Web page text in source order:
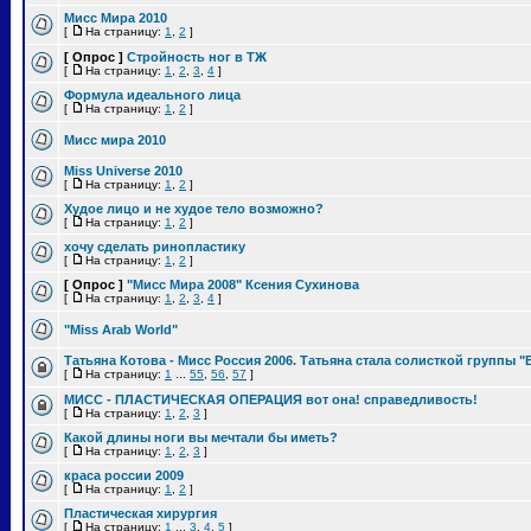
Мисс Мира 2010
[ На страницу: 1 2 ]
[ Опрос ] Стройность ног в ТЖ
[ На страницу: 1 2 3 4 ]
Формула идеального лица
[ На страницу: 1 2 ]
Мисс мира 2010
Miss Universe 2010
[ На страницу: 1 2 ]
Худое лицо и не худое тело возможно?
[ На страницу: 1 2 ]
хочу сделать ринопластику
[ На страницу: 1 2 ]
[ Опрос ] "Мисс Мира 2008" Ксения Сухинова
[ На страницу: 1 2 3 4 ]
"Miss Arab World"
Татьяна Котова - Мисс Россия 2006. Татьяна стала солисткой группы
[ На страницу: 1 55 56 57 ]
МИСС - ПЛАСТИЧЕСКАЯ ОПЕРАЦИЯ вот она! справедливость!
[ На страницу: 1 2 3 ]
Какой длины ноги вы мечтали бы иметь?
[ На страницу: 1 2 3 ]
краса россии 2009
[ На страницу: 1 2 ]
Пластическая хирургия
[ На страницу: 1 3 4 5 ]